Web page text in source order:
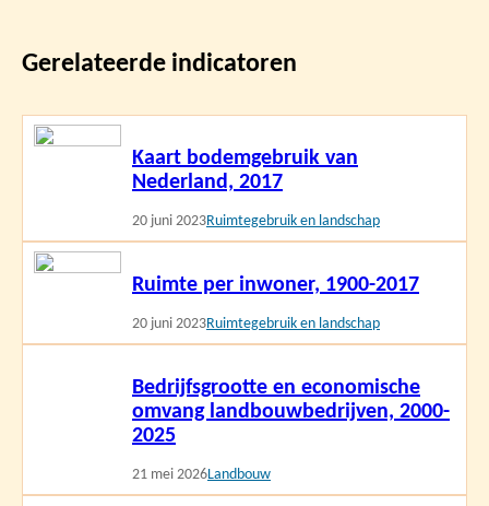
Gerelateerde indicatoren
Kaart bodemgebruik van
Nederland, 2017
20 juni 2023Ruimtegebruik en landschap
Lees
Ruimte per inwoner, 1900-2017
20 juni 2023Ruimtegebruik en landschap
Lees
Bedrijfsgrootte en economische
omvang landbouwbedrijven, 2000-
2025
21 mei 2026Landbouw